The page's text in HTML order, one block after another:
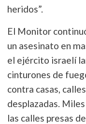
heridos”.
El Monitor
un asesinato en
el ejército israelí
cinturones de
contra casas,
desplazadas.
las calles presas